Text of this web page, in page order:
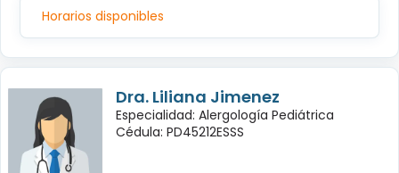
Horarios disponibles
Dra. Liliana Jimenez
Especialidad: Alergología Pediátrica
Cédula: PD45212ESSS